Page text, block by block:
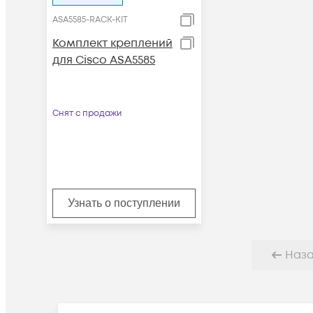
ASA5585-RACK-KIT
Комплект креплений
для Cisco ASA5585
Снят с продажи
Узнать о поступлении